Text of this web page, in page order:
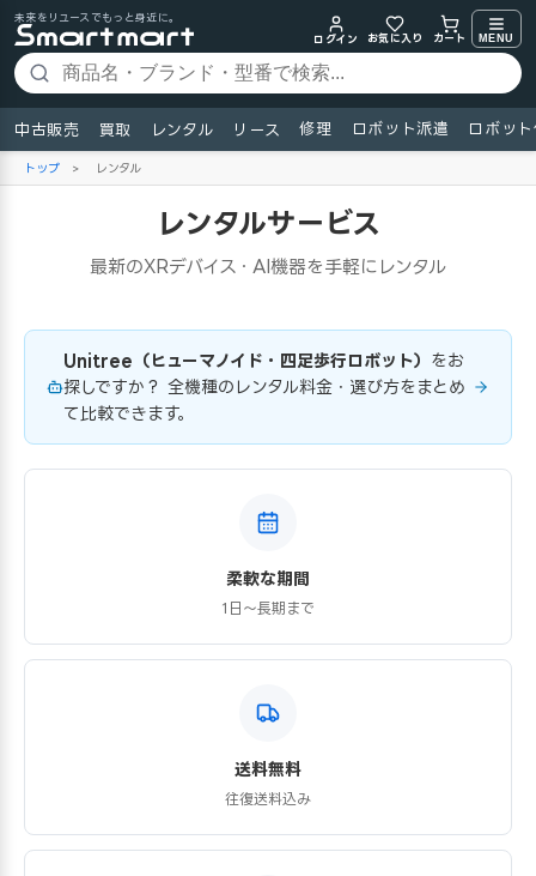
未来をリユースでもっと身近に。
ログイン
お気に入り カート MENU
中古販売 買取 レンタル リース 修理 ロボット派遣 ロボッ
トップ > レンタル
レンタルサービス
最新のXRデバイス・AI機器を手軽にレンタル
Unitree（ヒューマノイド・四足歩行ロボット） をお
探しですか？ 全機種のレンタル料金・選び方をまとめ
て比較できます。
柔軟な期間
1日〜長期まで
送料無料
往復送料込み